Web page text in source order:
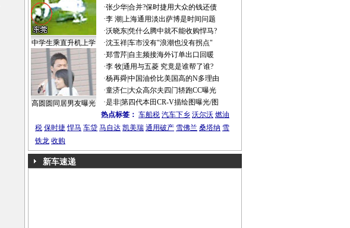
中学生乘直升机上学
高圆圆同居男友曝光
·张少华|合并?保时捷用大众的钱还债
·李 潮 上海通用淡出萨博是时间问题
·沃晓东|凭什么腾中就不能收购悍马?
·沈玉祥|车市没有"浪潮也没有拐点"
·郑雪芹| 自主频接海外订单出口回暖
·李 牧|通用与五菱 究竟是谁帮了谁?
·杨再舜|中国油价比美国高的N多理由
·童济仁|大众高尔夫四门轿跑CC曝光
·是非|第四代本田CR-V描绘图曝光/图
热点标签： 车船税 汽车下乡 沃尔沃 燃油
税 保时捷 悍马 车贷 马自达 凯美瑞 通用破产 雪佛兰 桑塔纳 雪
铁龙 收购
新车速递